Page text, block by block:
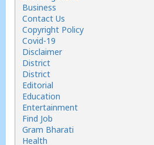
Business
Contact Us
Copyright Policy
Covid-19
Disclaimer
District
District
Editorial
Education
Entertainment
Find Job
Gram Bharati
Health